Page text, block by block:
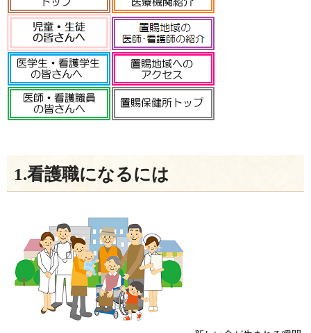
1.看護職になるには